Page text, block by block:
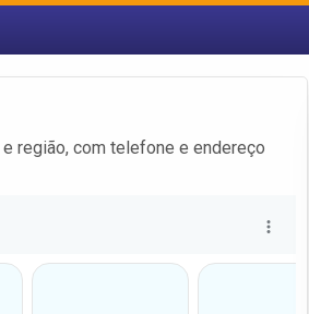
e região, com telefone e endereço